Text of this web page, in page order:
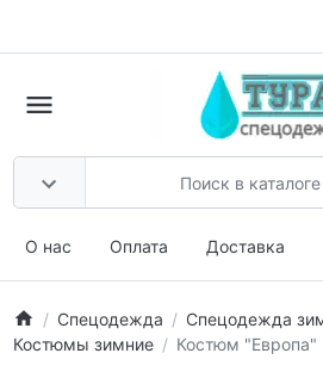
О нас Оплата Доставка
Спецодежда
Спецодежда
Костюмы зимние
Костюм "Европа"